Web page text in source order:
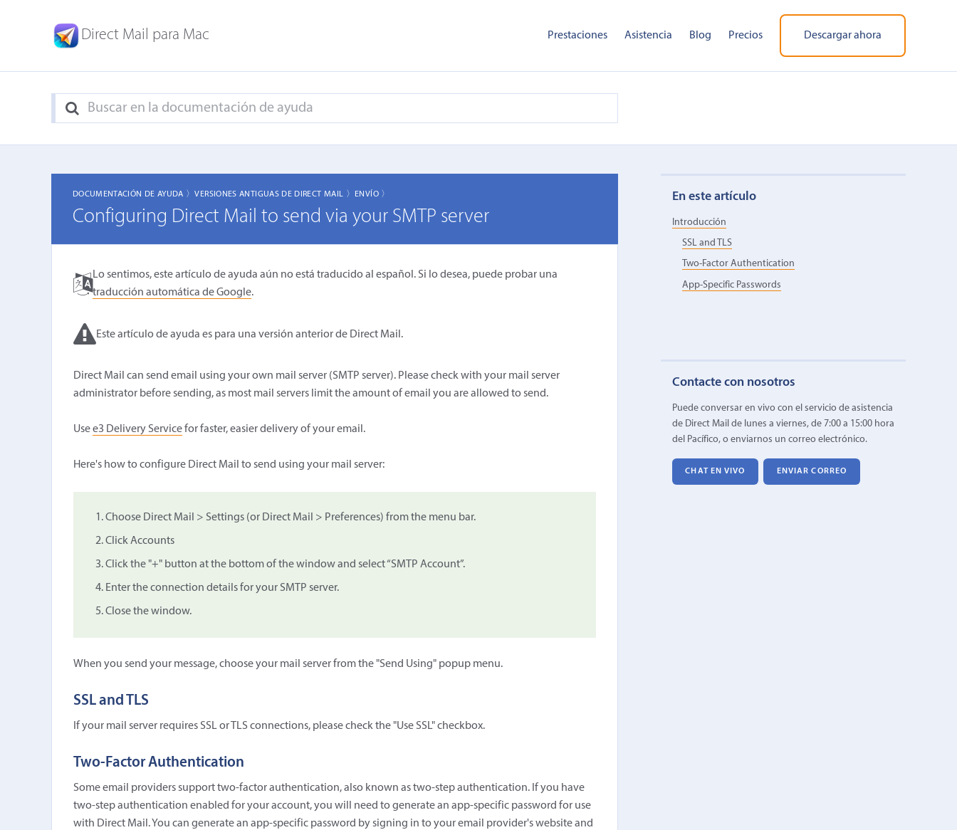
Direct Mail para Mac Prestaciones Asistencia Blog Precios Descargar ahora
DOCUMENTACIÓN DE AYUDA 〉VERSIONES ANTIGUAS DE DIRECT MAIL 〉 ENVÍO 〉
Configuring Direct Mail to send via your SMTP server
Lo sentimos, este artículo de ayuda aún no está traducido al español. Si lo desea, puede probar una
traducción automática de Google.
Este artículo de ayuda es para una versión anterior de Direct Mail.
Direct Mail can send email using your own mail server (SMTP server). Please check with your mail server
administrator before sending, as most mail servers limit the amount of email you are allowed to send.
Usee3 Delivery Servicefor faster, easier delivery of your email.
Here's how to configure Direct Mail to send using your mail server:
Choose Direct Mail > Settings (or Direct Mail > Preferences) from the menu bar.
Click Accounts
Click the "+" button at the bottom of the window and select “SMTP Account”.
Enter the connection details for your SMTP server.
Close the window.
When you send your message, choose your mail server from the "Send Using" popup menu.
SSL and TLS
If your mail server requires SSL or TLS connections, please check the "Use SSL" checkbox.
Two-Factor Authentication
Some email providers support two-factor authentication, also known as two-step authentication. If you have
two-step authentication enabled for your account, you will need to generate an app-specific password for use
with Direct Mail. You can generate an app-specific password by signing in to your email provider's website and
En este artículo
Introducción
SSL and TLS
Two-Factor Authentication
App-Specific Passwords
Contacte con nosotros
Puede conversar en vivo con el servicio de asistencia
de Direct Mail de lunes a viernes, de 7:00 a 15:00 hora
del Pacífico, o enviarnos un correo electrónico.
CHAT EN VIVO ENVIAR CORREO